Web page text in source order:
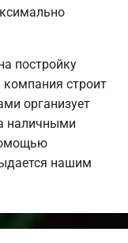
постройку
строит
организует
наличными
нашим